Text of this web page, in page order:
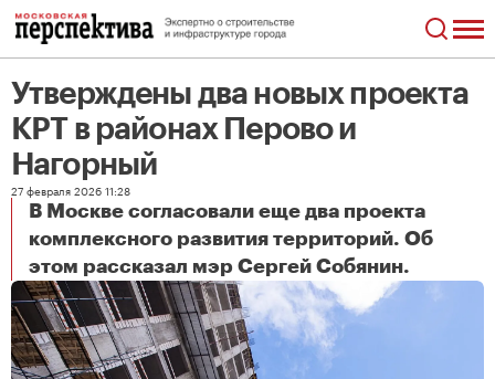
Утверждены два новых проекта
КРТ в районах Перово и
Нагорный
27 февраля 2026 11:28
В Москве согласовали еще два проекта
комплексного развития территорий. Об
этом рассказал мэр Сергей Собянин.